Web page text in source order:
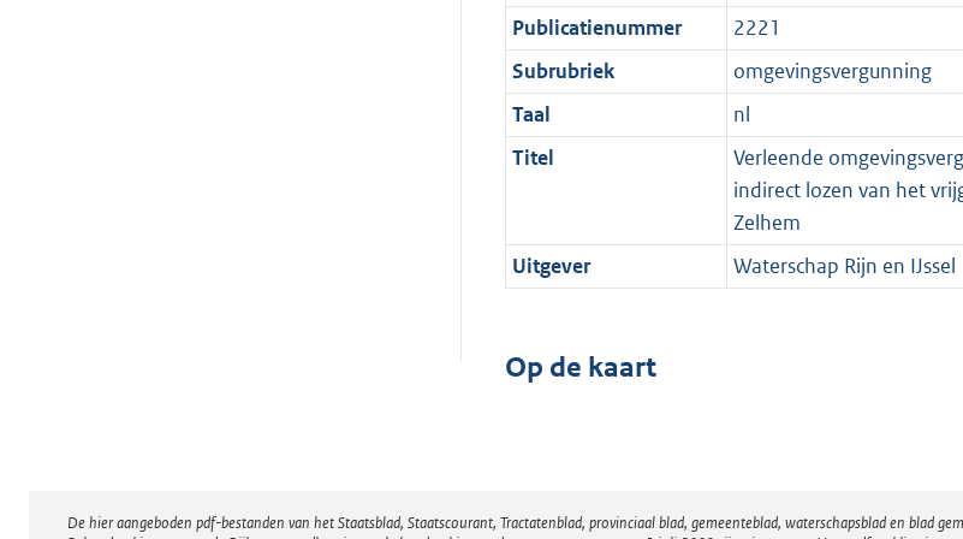
Publicatienummer
2221
Subrubriek
omgevingsvergunning
Taal
nl
Titel
Verleende
indirect lozen van het
Zelhem
Uitgever
Waterschap Rijn en IJssel
Op de kaart
De hier aangeboden pdf-bestanden van het Staatsblad, Staatscourant, Tractatenblad, provinciaal blad, gemeenteblad, waterschapsblad en blad